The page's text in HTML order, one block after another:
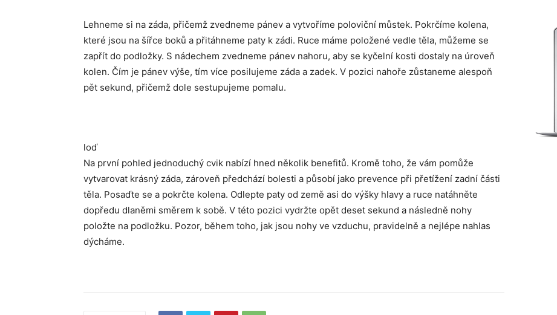
Lehneme si na záda, přičemž zvedneme pánev a vytvoříme poloviční můstek. Pokrčíme kolena,
které jsou na šířce boků a přitáhneme paty k zádi. Ruce máme položené vedle těla, můžeme se
zapřít do podložky. S nádechem zvedneme pánev nahoru, aby se kyčelní kosti dostaly na úroveň
kolen. Čím je pánev výše, tím více posilujeme záda a zadek. V pozici nahoře zůstaneme alespoň
pět sekund, přičemž dole sestupujeme pomalu.
loď
Na první pohled jednoduchý cvik nabízí hned několik benefitů. Kromě toho, že vám pomůže
vytvarovat krásný záda, zároveň předchází bolesti a působí jako prevence při přetížení zadní části
těla. Posaďte se a pokrčte kolena. Odlepte paty od země asi do výšky hlavy a ruce natáhněte
dopředu dlaněmi směrem k sobě. V této pozici vydržte opět deset sekund a následně nohy
položte na podložku. Pozor, během toho, jak jsou nohy ve vzduchu, pravidelně a nejlépe nahlas
dýcháme.